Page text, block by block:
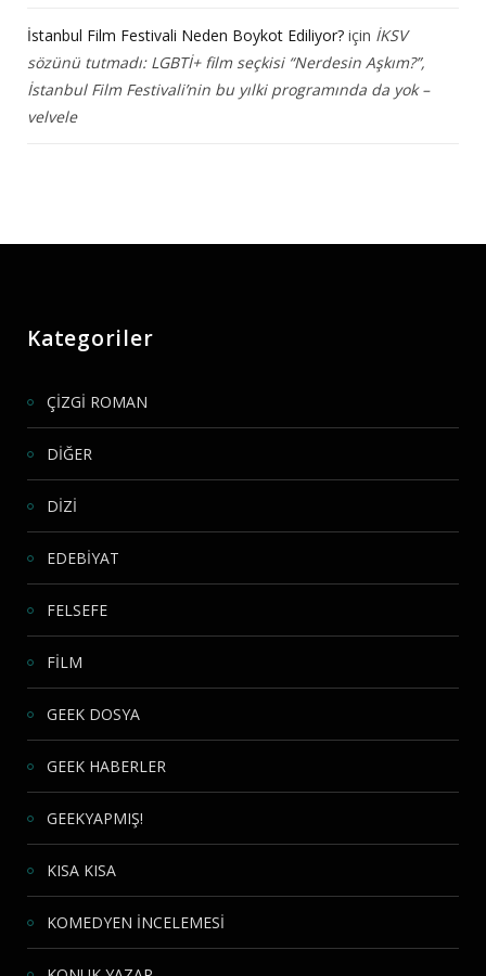
İstanbul Film Festivali Neden Boykot Ediliyor? için İKSV
sözünü tutmadı: LGBTİ+ film seçkisi “Nerdesin Aşkım?”,
İstanbul Film Festivali’nin bu yılki programında da yok –
velvele
Kategoriler
ÇİZGİ ROMAN
DİĞER
DİZİ
EDEBİYAT
FELSEFE
FİLM
GEEK DOSYA
GEEK HABERLER
GEEKYAPMIŞ!
KISA KISA
KOMEDYEN İNCELEMESİ